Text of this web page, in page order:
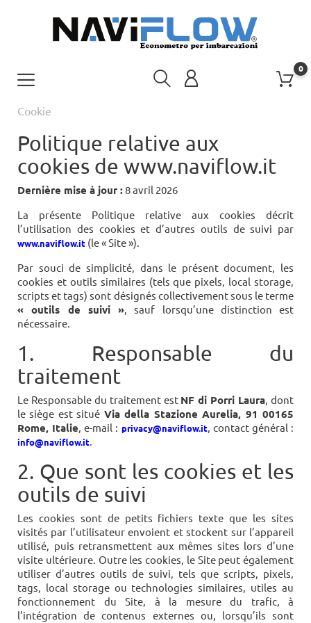
0
Cookie
Politique relative aux
cookies de www.naviflow.it
Dernière mise à jour : 8 avril 2026
La présente Politique relative aux cookies décrit
l’utilisation des cookies et d’autres outils de suivi par
www.naviflow.it (le « Site »).
Par souci de simplicité, dans le présent document, les
cookies et outils similaires (tels que pixels, local storage,
scripts et tags) sont désignés collectivement sous le terme
« outils de suivi », sauf lorsqu’une distinction est
nécessaire.
1. Responsable du
traitement
Le Responsable du traitement est NF di Porri Laura, dont
le siège est situé Via della Stazione Aurelia, 91 00165
Rome, Italie, e-mail : privacy@naviflow.it, contact général :
info@naviflow.it.
2. Que sont les cookies et les
outils de suivi
Les cookies sont de petits fichiers texte que les sites
visités par l’utilisateur envoient et stockent sur l’appareil
utilisé, puis retransmettent aux mêmes sites lors d’une
visite ultérieure. Outre les cookies, le Site peut également
utiliser d’autres outils de suivi, tels que scripts, pixels,
tags, local storage ou technologies similaires, utiles au
fonctionnement du Site, à la mesure du trafic, à
l’intégration de contenus externes ou, lorsqu’ils sont